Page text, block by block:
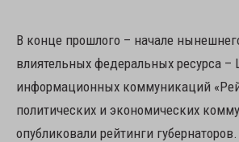
В конце прошлого – начале
влиятельных федеральных ресурса –
информационных коммуникаций
политических и экономических
опубликовали рейтинги